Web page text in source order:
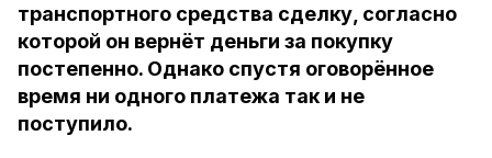
транспортного средства сделку, согласно
которой он вернёт деньги за покупку
постепенно. Однако спустя оговорённое
время ни одного платежа так и не
поступило.